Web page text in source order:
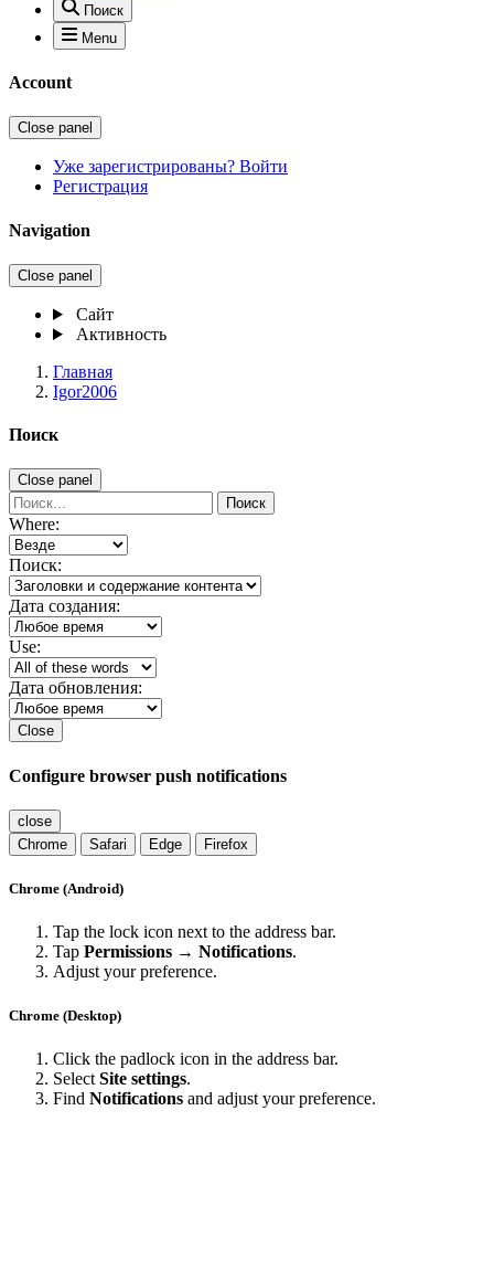
Поиск
Menu
Account
Close panel
Уже зарегистрированы? Войти
Регистрация
Navigation
Close panel
Сайт
Активность
Главная
Igor2006
Поиск
Close panel
Поиск
Where:
Поиск:
Дата создания:
Use:
Дата обновления:
Close
Configure browser push notifications
close
Chrome
Safari Edge Firefox
Chrome (Android)
Tap the lock icon next to the address bar.
Tap Permissions → Notifications.
Adjust your preference.
Chrome (Desktop)
Click the padlock icon in the address bar.
Select Site settings.
Find Notifications and adjust your preference.